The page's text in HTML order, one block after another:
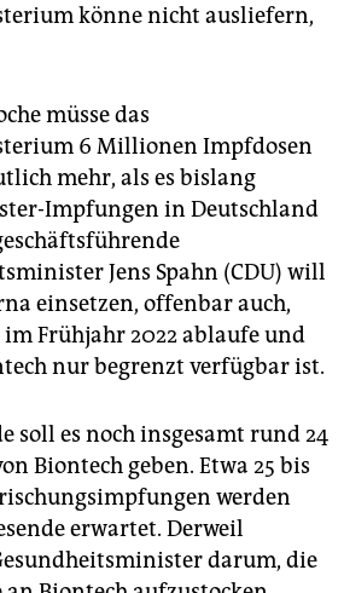
könne nicht ausliefern,
müsse das
6 Millionen Impfdosen
mehr, als es bislang
Impfungen in Deutschland
Jens Spahn (CDU) will
einsetzen, offenbar auch,
im Frühjahr 2022 ablaufe und
nur begrenzt verfügbar ist.
soll es noch insgesamt rund 24
Biontech geben. Etwa 25 bis
werden
erwartet. Derweil
darum, die